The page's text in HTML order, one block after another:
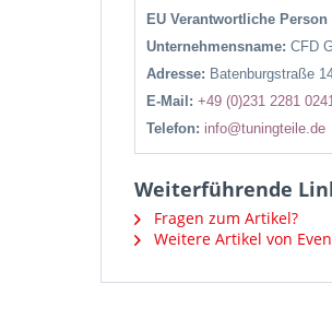
EU Verantwortliche Person
Unternehmensname: CFD
Adresse: Batenburgstraße
E-Mail: +49 (0)231 2281
Telefon: info@tuningteile.de
Weiterführende
Fragen zum Artikel?
Weitere Artikel von